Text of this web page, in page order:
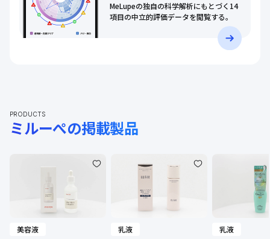
MeLupeの独自の科学解析にもとづく14
項目の中立的評価データを閲覧する。
PRODUCTS
ミルーぺの掲載製品
美容液
乳液
乳液